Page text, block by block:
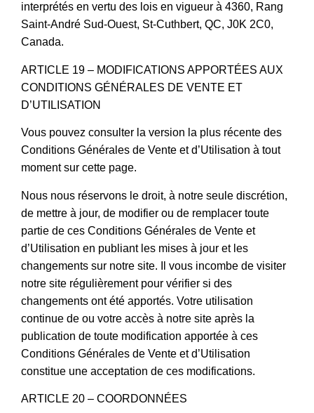
interprétés en vertu des lois en vigueur à 4360, Rang
Saint-André Sud-Ouest, St-Cuthbert, QC, J0K 2C0,
Canada.
ARTICLE 19 – MODIFICATIONS APPORTÉES AUX
CONDITIONS GÉNÉRALES DE VENTE ET
D’UTILISATION
Vous pouvez consulter la version la plus récente des
Conditions Générales de Vente et d’Utilisation à tout
moment sur cette page.
Nous nous réservons le droit, à notre seule discrétion,
de mettre à jour, de modifier ou de remplacer toute
partie de ces Conditions Générales de Vente et
d’Utilisation en publiant les mises à jour et les
changements sur notre site. Il vous incombe de visiter
notre site régulièrement pour vérifier si des
changements ont été apportés. Votre utilisation
continue de ou votre accès à notre site après la
publication de toute modification apportée à ces
Conditions Générales de Vente et d’Utilisation
constitue une acceptation de ces modifications.
ARTICLE 20 – COORDONNÉES